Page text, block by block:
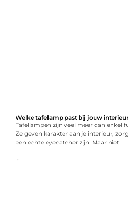
Welke tafellamp past bij jouw
Tafellampen zijn veel meer dan enkel
Ze geven karakter aan je interieur,
een echte eyecatcher zijn. Maar niet
...